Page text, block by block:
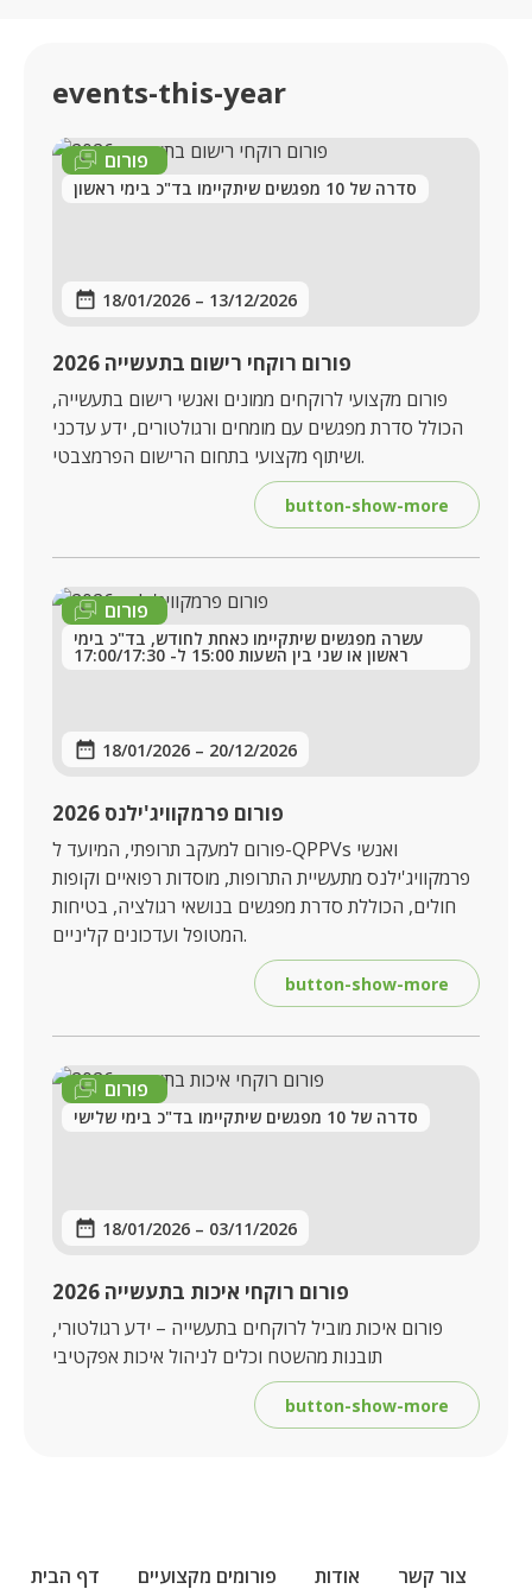
events-this-year
פורום
סדרה של 10 מפגשים שיתקיימו בד"כ בימי ראשון
18/01/2026 – 13/12/2026
פורום רוקחי רישום בתעשייה 2026
פורום מקצועי לרוקחים ממונים ואנשי רישום בתעשייה,
הכולל סדרת מפגשים עם מומחים ורגולטורים, ידע עדכני
ושיתוף מקצועי בתחום הרישום הפרמצבטי.
button-show-more
פורום
עשרה מפגשים שיתקיימו כאחת לחודש, בד"כ בימי
ראשון או שני בין השעות 15:00 ל- 17:00/17:30
18/01/2026 – 20/12/2026
פורום פרמקוויג'ילנס 2026
פורום למעקב תרופתי, המיועד ל-QPPVs ואנשי
פרמקוויג'ילנס מתעשיית התרופות, מוסדות רפואיים וקופות
חולים, הכוללת סדרת מפגשים בנושאי רגולציה, בטיחות
המטופל ועדכונים קליניים.
button-show-more
פורום
סדרה של 10 מפגשים שיתקיימו בד"כ בימי שלישי
18/01/2026 – 03/11/2026
פורום רוקחי איכות בתעשייה 2026
פורום איכות מוביל לרוקחים בתעשייה – ידע רגולטורי,
תובנות מהשטח וכלים לניהול איכות אפקטיבי
button-show-more
דף הבית פורומים מקצועיים אודות צור קשר